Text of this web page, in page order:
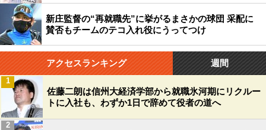
新庄監督の“再就職先”に挙がるまさかの球団 采配に
賛否もチームのテコ入れ役にうってつけ
アクセスランキング 週間
佐藤二朗は信州大経済学部から就職氷河期にリクルー
トに入社も、わずか1日で辞めて役者の道へ
1
2